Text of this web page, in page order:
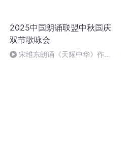
2025中国朗诵联盟中秋国庆
双节歌咏会
宋维东朗诵《天耀中华》作